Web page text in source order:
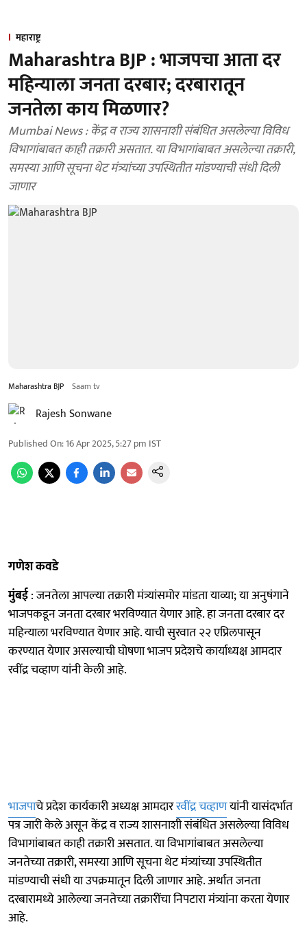
महाराष्ट्र
Maharashtra BJP : भाजपचा आता दर
महिन्याला जनता दरबार; दरबारातून
जनतेला काय मिळणार?
Mumbai News : केंद्र व राज्य शासनाशी संबंधित असलेल्या विविध
विभागांबाबत काही तक्रारी असतात. या विभागांबाबत असलेल्या तक्रारी,
समस्या आणि सूचना थेट मंत्र्यांच्या उपस्थितीत मांडण्याची संधी दिली
जाणार
Maharashtra BJP Saam tv
Rajesh Sonwane
Published On:16 Apr 2025, 5:27 pm IST
गणेश कवडे
मुंबई: जनतेला आपल्या तक्रारी मंत्र्यांसमोर मांडता याव्या; या अनुषंगाने
भाजपकडून जनता दरबार भरविण्यात येणार आहे. हा जनता दरबार दर
महिन्याला भरविण्यात येणार आहे. याची सुरवात २२ एप्रिलपासून
करण्यात येणार असल्याची घोषणा भाजप प्रदेशचे कार्याध्यक्ष आमदार
रवींद्र चव्हाण यांनी केली आहे.
भाजपाचे प्रदेश कार्यकारी अध्यक्ष आमदाररवींद्र चव्हाणयांनी यासंदर्भात
पत्र जारी केले असून केंद्र व राज्य शासनाशी संबंधित असलेल्या विविध
विभागांबाबत काही तक्रारी असतात. या विभागांबाबत असलेल्या
जनतेच्या तक्रारी, समस्या आणि सूचना थेट मंत्र्यांच्या उपस्थितीत
मांडण्याची संधी या उपक्रमातून दिली जाणार आहे. अर्थात जनता
दरबारामध्ये आलेल्या जनतेच्या तक्रारींचा निपटारा मंत्र्यांना करता येणार
आहे.